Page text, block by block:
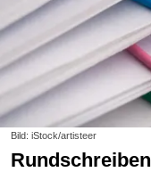
Bild: iStock/artisteer
Rundschreiben